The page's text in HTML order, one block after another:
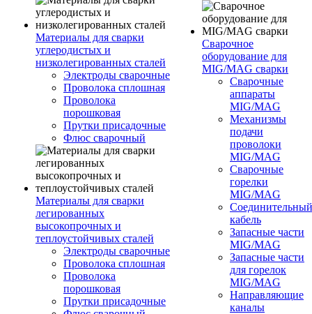
Материалы для сварки
углеродистых и
низколегированных сталей
Электроды сварочные
Проволока сплошная
Проволока
порошковая
Прутки присадочные
Флюс сварочный
Материалы для сварки
легированных
высокопрочных и
теплоустойчивых сталей
Электроды сварочные
Проволока сплошная
Проволока
порошковая
Прутки присадочные
Сварочное
оборудование для
MIG/MAG сварки
Сварочные
аппараты
MIG/MAG
Механизмы
подачи
проволоки
MIG/MAG
Сварочные
горелки
MIG/MAG
Соединительный
кабель
Запасные части
MIG/MAG
Запасные части
для горелок
MIG/MAG
Направляющие
каналы